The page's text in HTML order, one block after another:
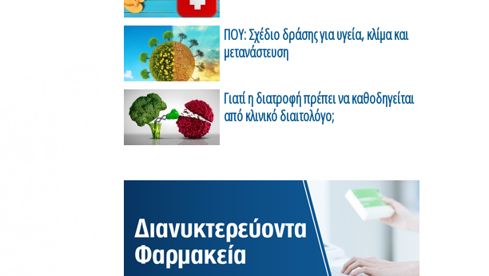
ΠΟΥ: Σχέδιο δράσης για υγεία, κλίμα και
μετανάστευση
Γιατί η διατροφή πρέπει να καθοδηγείται
από κλινικό διαιτολόγο;